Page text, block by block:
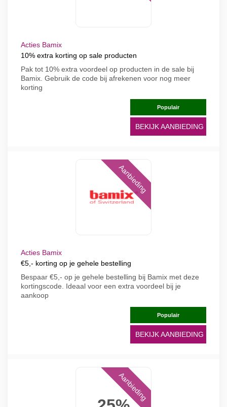
Acties Bamix
10% extra korting op sale producten
Pak tot 10% extra voordeel op producten in de sale bij
Bamix. Gebruik de code bij afrekenen voor nog meer
korting
Populair
BEKIJK AANBIEDING
Aanbieding
Acties Bamix
€5,- korting op je gehele bestelling
Bespaar €5,- op je gehele bestelling bij Bamix met deze
kortingscode. Ideaal voor een extra voordeel bij je
aankoop
Populair
BEKIJK AANBIEDING
Aanbieding